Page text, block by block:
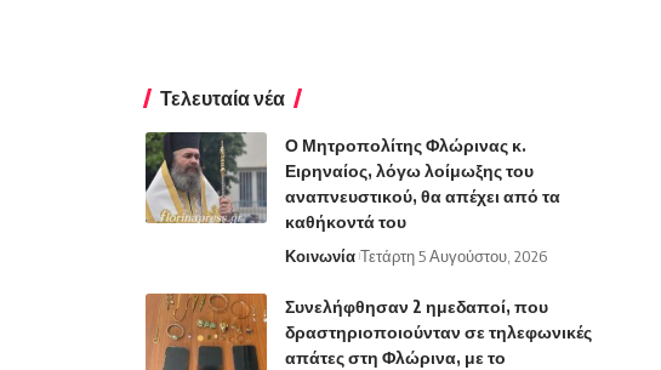
Τελευταία νέα
Ο Μητροπολίτης Φλώρινας κ.
Ειρηναίος, λόγω λοίμωξης του
αναπνευστικού, θα απέχει από τα
καθήκοντά του
Κοινωνία Τετάρτη 5 Αυγούστου, 2026
Συνελήφθησαν 2 ημεδαποί, που
δραστηριοποιούνταν σε τηλεφωνικές
απάτες στη Φλώρινα, με το